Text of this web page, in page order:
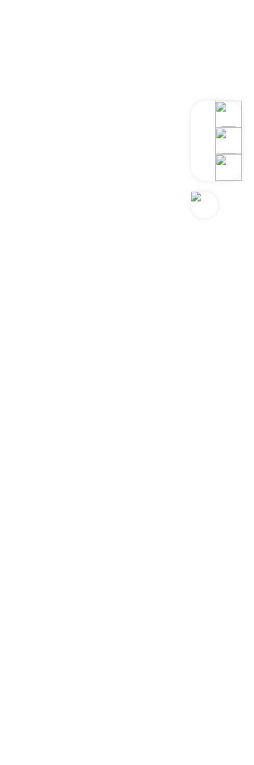
滑台、升降滑台的关键，常见类
这是目前主流且应用广的类型，
定波长的单色光输出，实现美女性
直线位移控制。（二）电动直线
分析方法，能够通过独特的“指